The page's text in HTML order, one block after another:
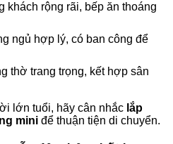
khách rộng rãi, bếp ăn thoáng
ngủ hợp lý, có ban công để
thờ trang trọng, kết hợp sân
lớn tuổi, hãy cân nhắc lắp
mini để thuận tiện di chuyển.